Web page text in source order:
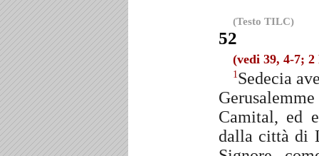
(Testo TILC)
52
(vedi 39, 4-7; 2
1Sedecia
Camital, ed
dalla città di